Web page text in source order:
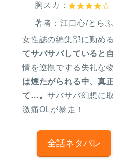
胸スカ：
著者：江口心/とら
女性誌の編集部に勤め
てサバサバしていると
情を逆撫でする失礼な
は煙たがられる中、真
て…。サバサバ幻想に
激痛OLが暴走！
全話ネタバレ